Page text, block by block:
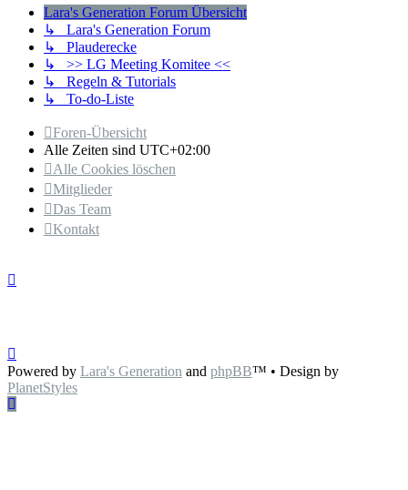
Lara's Generation Forum Übersicht
↳ Lara's Generation Forum
↳ Plauderecke
↳ >> LG Meeting Komitee <<
↳ Regeln & Tutorials
↳ To-do-Liste
Foren-Übersicht
Alle Zeiten sind UTC+02:00
Alle Cookies löschen
Mitglieder
Das Team
Kontakt
Powered by Lara's Generation and phpBB™ • Design by
PlanetStyles